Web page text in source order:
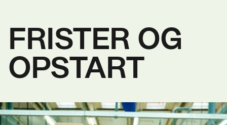
FRISTER OG
OPSTART